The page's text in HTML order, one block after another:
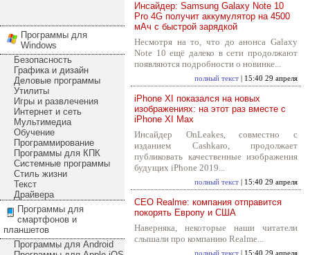
Программы для
Windows
Безопасность
Графика и дизайн
Деловые программы
Утилиты
Игры и развлечения
Интернет и сеть
Мультимедиа
Обучение
Программирование
Программы для КПК
Системные программы
Стиль жизни
Текст
Драйвера
Программы для
смартфонов и
планшетов
Программы для Android
Инсайдер: Samsung Galaxy Note 10
Pro 4G получит аккумулятор на 4500
мАч с быстрой зарядкой
Несмотря на то, что до анонса Galaxy
Note 10 ещё далеко в сети продолжают
появляются подробности о новинке...
полный текст | 15:40 29 апреля
iPhone XI показался на новых
изображениях: на этот раз вместе с
iPhone XI Max
Инсайдер OnLeakes, совместно с
изданием Cashkaro, продолжает
публиковать качественные изображения
будущих iPhone 2019...
полный текст | 15:40 29 апреля
CEO Realme: компания отправится
покорять Европу и США
Наверняка, некоторые наши читатели
слышали про компанию Realme...
полный текст | 15:40 29 апреля